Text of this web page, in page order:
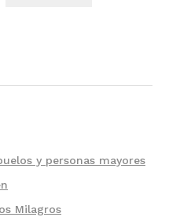
y personas mayores
Milagros